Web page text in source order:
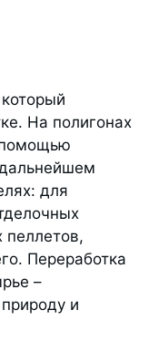
На полигонах
для
пеллетов,
Переработка
–
и